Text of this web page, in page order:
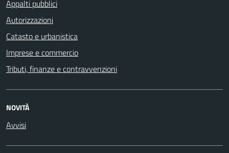
Appalti pubblici
Autorizzazioni
Catasto e urbanistica
Imprese e commercio
Tributi, finanze e contravvenzioni
NOVITÀ
Avvisi